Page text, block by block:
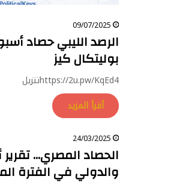
09/07/2025
الرصد الليبي حصاد
بوليتكال كيز
https://2u.pw/KqEd4تنزيل
أقرأ المزيد
24/03/2025
الحصاد المصري…
والدولي في الفترة الممتدة ما بين 16